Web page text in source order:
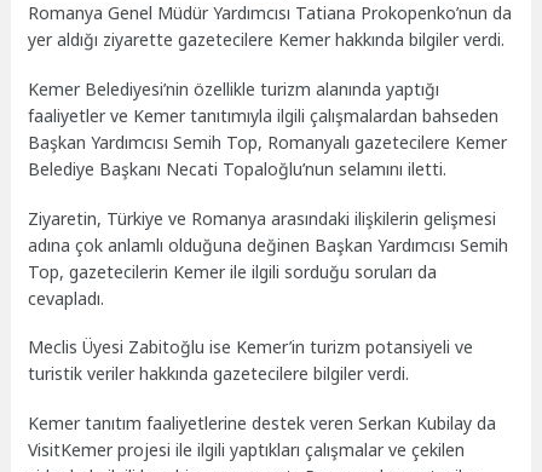
Romanya Genel Müdür Yardımcısı Tatiana Prokopenko’nun da
yer aldığı ziyarette gazetecilere Kemer hakkında bilgiler verdi.
Kemer Belediyesi’nin özellikle turizm alanında yaptığı
faaliyetler ve Kemer tanıtımıyla ilgili çalışmalardan bahseden
Başkan Yardımcısı Semih Top, Romanyalı gazetecilere Kemer
Belediye Başkanı Necati Topaloğlu’nun selamını iletti.
Ziyaretin, Türkiye ve Romanya arasındaki ilişkilerin gelişmesi
adına çok anlamlı olduğuna değinen Başkan Yardımcısı Semih
Top, gazetecilerin Kemer ile ilgili sorduğu soruları da
cevapladı.
Meclis Üyesi Zabitoğlu ise Kemer’in turizm potansiyeli ve
turistik veriler hakkında gazetecilere bilgiler verdi.
Kemer tanıtım faaliyetlerine destek veren Serkan Kubilay da
VisitKemer projesi ile ilgili yaptıkları çalışmalar ve çekilen